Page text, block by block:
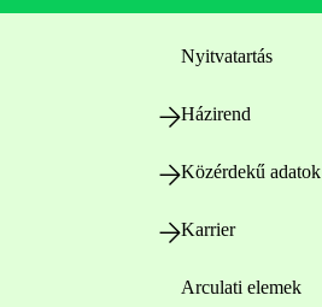
Nyitvatartás
Házirend
Közérdekű adatok
Karrier
Arculati elemek